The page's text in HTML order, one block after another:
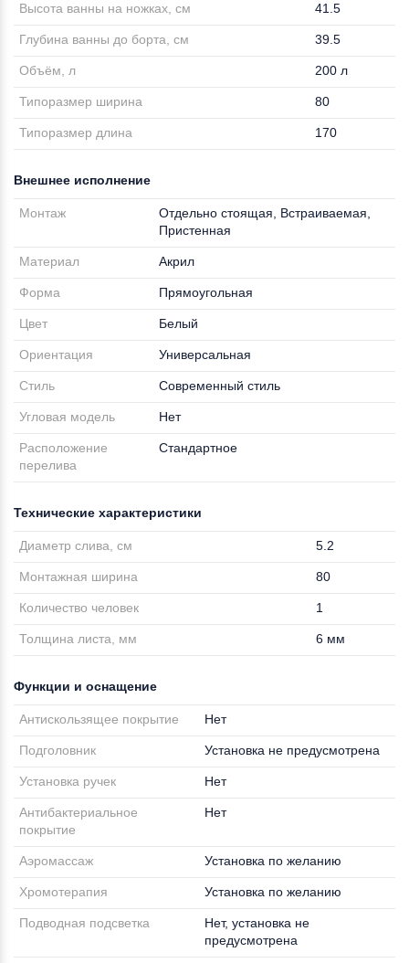
Высота ванны на ножках, см 41.5
Глубина ванны до борта, см 39.5
Объём, л 200 л
Типоразмер ширина 80
Типоразмер длина 170
Внешнее исполнение
Монтаж
Отдельно стоящая, Встраиваемая,
Пристенная
Материал Акрил
Форма Прямоугольная
Цвет Белый
Ориентация Универсальная
Стиль Современный стиль
Угловая модель Нет
Расположение
перелива
Стандартное
Технические характеристики
Диаметр слива, см 5.2
Монтажная ширина 80
Количество человек 1
Толщина листа, мм 6 мм
Функции и оснащение
Антискользящее покрытие Нет
Подголовник Установка не предусмотрена
Установка ручек Нет
Антибактериальное
покрытие
Нет
Аэромассаж Установка по желанию
Хромотерапия Установка по желанию
Подводная подсветка
Нет, установка не
предусмотрена